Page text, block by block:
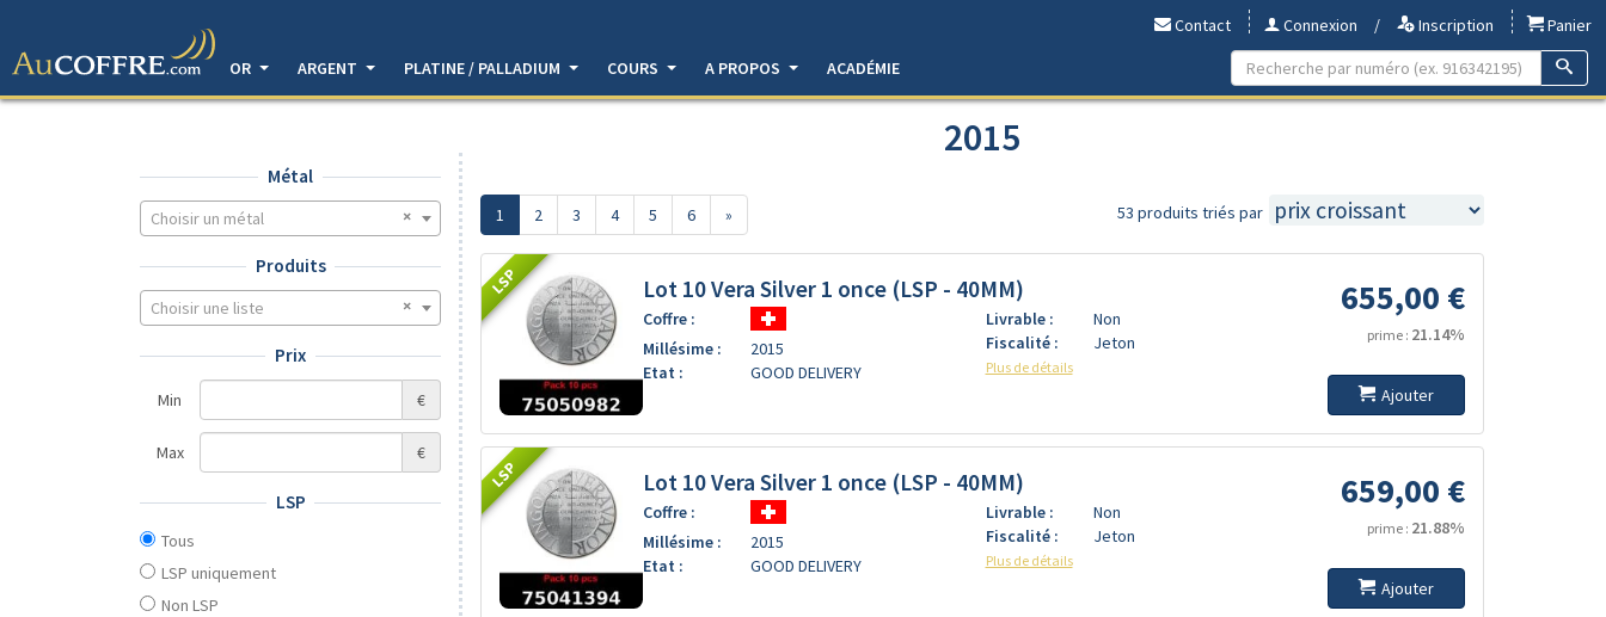
Contact Connexion / Inscription
Panier
OR
ARGENT PLATINE / PALLADIUM COURS A PROPOS ACADÉMIE
Métal
Choisir un métal
Produits
Choisir une liste
Prix
Min €
Max €
LSP
Tous
LSP uniquement
Non LSP
2015
1 2 3 4 5 6 » 53 produits triés par
LSP Lot 10 Vera Silver 1 once (LSP - 40MM)
Coffre :
Millésime :
2015
Etat :
GOOD DELIVERY
Livrable :
Non
Fiscalité :
Jeton
Plus de détails
655,00 €
prime : 21.14%
Ajouter
LSP Lot 10 Vera Silver 1 once (LSP - 40MM)
Coffre :
Millésime :
2015
Etat :
GOOD DELIVERY
Livrable :
Non
Fiscalité :
Jeton
Plus de détails
659,00 €
prime : 21.88%
Ajouter